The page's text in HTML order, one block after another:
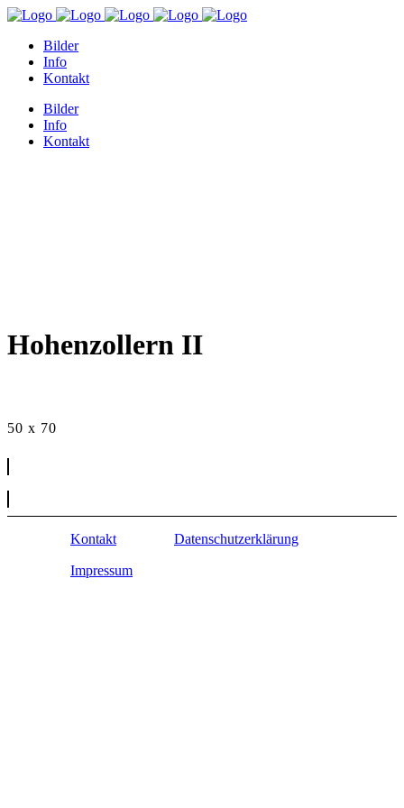
Bilder
Info
Kontakt
Bilder
Info
Kontakt
Hohenzollern II
50 x 70
Kontakt Datenschutzerklärung
Impressum